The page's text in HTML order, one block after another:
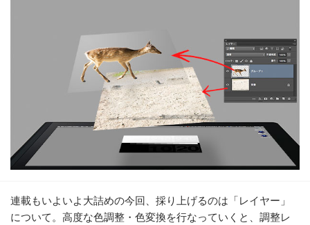
連載もいよいよ大詰めの今回、採り上げるのは「レイヤー」
について。高度な色調整・色変換を行なっていくと、調整レ